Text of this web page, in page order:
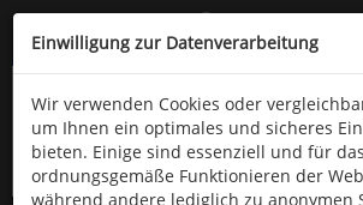
Kompletten Head der Seite
oder (06766) 9323-960
Einwilligung zur Datenverarbeitung
Wir verwenden Cookies oder
um Ihnen ein optimales und sicheres
bieten. Einige sind essenziell und für das
ordnungsgemäße Funktionieren der
während andere lediglich zu anonymen